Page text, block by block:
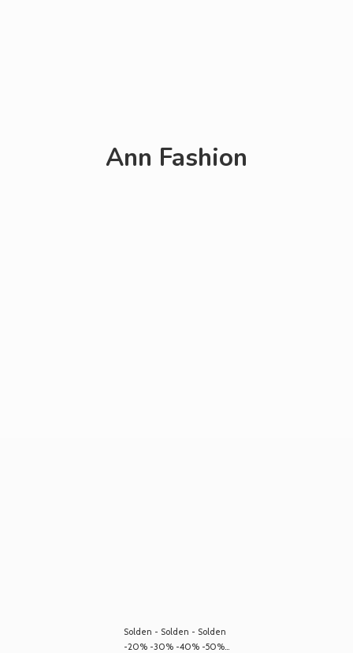
Ann Fashion
Solden - Solden - Solden
-20% -30% -40% -50%...